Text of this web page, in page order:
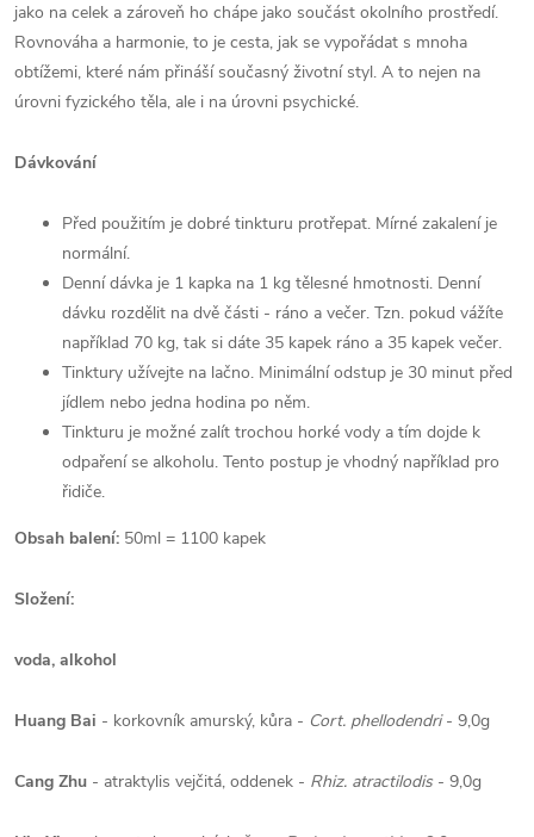
jako na celek a zároveň ho chápe jako součást okolního prostředí.
Rovnováha a harmonie, to je cesta, jak se vypořádat s mnoha
obtížemi, které nám přináší současný životní styl. A to nejen na
úrovni fyzického těla, ale i na úrovni psychické.
Dávkování
Před použitím je dobré tinkturu protřepat. Mírné zakalení je
normální.
Denní dávka je 1 kapka na 1 kg tělesné hmotnosti. Denní
dávku rozdělit na dvě části - ráno a večer. Tzn. pokud vážíte
například 70 kg, tak si dáte 35 kapek ráno a 35 kapek večer.
Tinktury užívejte na lačno. Minimální odstup je 30 minut před
jídlem nebo jedna hodina po něm.
Tinkturu je možné zalít trochou horké vody a tím dojde k
odpaření se alkoholu. Tento postup je vhodný například pro
řidiče.
Obsah balení: 50ml = 1100 kapek
Složení:
voda, alkohol
Huang Bai - korkovník amurský, kůra - Cort. phellodendri- 9,0g
Cang Zhu - atraktylis vejčitá, oddenek - Rhiz. atractilodis - 9,0g